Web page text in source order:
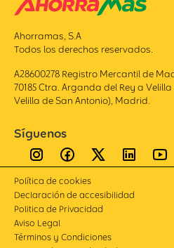
Ahorramas, S.A
Todos los derechos reservados.
A28600278 Registro Mercantil de
70185 Ctra. Arganda del Rey a Velilla
Velilla de San Antonio), Madrid.
Síguenos
Política de cookies
Declaración de accesibilidad
Politica de Privacidad
Aviso Legal
Términos y Condiciones